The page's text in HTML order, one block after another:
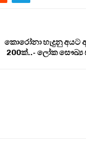
කොරෝනා හැදුනු අයට
200ක්..- ලෝක සෞඛ්‍ය